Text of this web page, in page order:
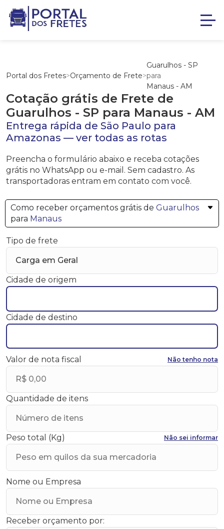
Portal dos Fretes>Orçamento de Frete>
Guarulhos - SP
para
Manaus - AM
Cotação grátis de Frete de
Guarulhos - SP para Manaus - AM
Entrega rápida de São Paulo para
Amazonas — ver todas as rotas
Preencha o formulário abaixo e receba cotações
grátis no WhatsApp ou e-mail. Sem cadastro. As
transportadoras entram em contato com você.
Como receber orçamentos grátis de Guarulhos
para Manaus
Tipo de frete
Cidade de origem
Cidade de destino
Valor de nota fiscal Não tenho nota
Quantidade de itens
Peso total (Kg) Não sei informar
Nome ou Empresa
Receber orçamento por: